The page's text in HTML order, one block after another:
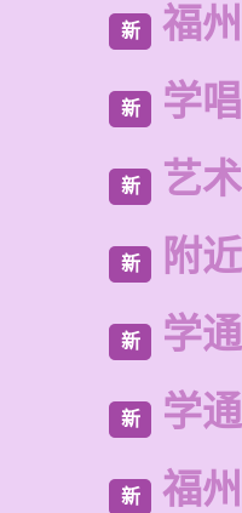
新 福
新 学
新 艺
新 附
新 学
新 学
新 福